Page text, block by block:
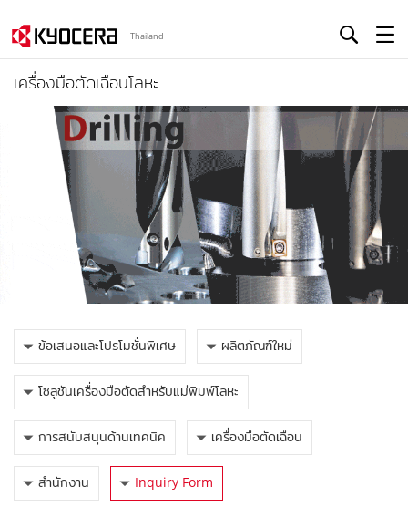
Thailand
เครื่องมือตัดเฉือนโลหะ
ข้อเสนอและโปรโมชั่นพิเศษ ผลิตภัณฑ์ใหม่
โซลูชันเครื่องมือตัดสำหรับแม่พิมพ์โลหะ
การสนับสนุนด้านเทคนิค เครื่องมือตัดเฉือน
สำนักงาน Inquiry Form